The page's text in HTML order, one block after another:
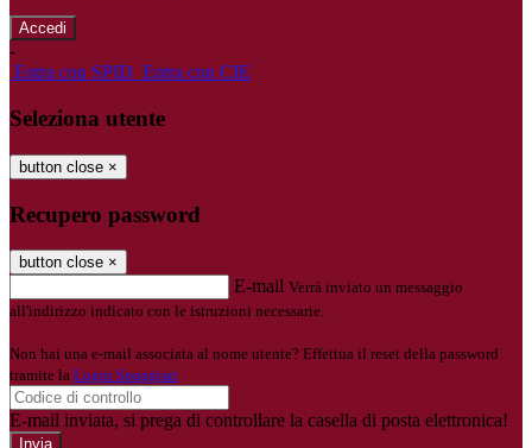
-
Entra con SPID Entra con CIE
Seleziona utente
button close ×
Recupero password
button close ×
E-mail Verrà inviato un messaggio
all'indirizzo indicato con le istruzioni necessarie.
Non hai una e-mail associata al nome utente? Effettua il reset della password
tramite la Login Spaggiari
E-mail inviata, si prega di controllare la casella di posta elettronica!